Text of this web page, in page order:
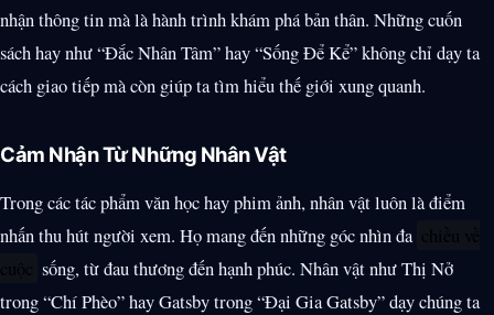
nhận thông tin mà là hành trình khám phá bản thân. Những cuốn
sách hay như “Đắc Nhân Tâm” hay “Sống Để Kể” không chỉ dạy ta
cách giao tiếp mà còn giúp ta tìm hiểu thế giới xung quanh.
Cảm Nhận Từ Những Nhân Vật
Trong các tác phẩm văn học hay phim ảnh, nhân vật luôn là điểm
nhấn thu hút người xem. Họ mang đến những góc nhìn đa chiều về
cuộc sống, từ đau thương đến hạnh phúc. Nhân vật như Thị Nở
trong “Chí Phèo” hay Gatsby trong “Đại Gia Gatsby” dạy chúng ta